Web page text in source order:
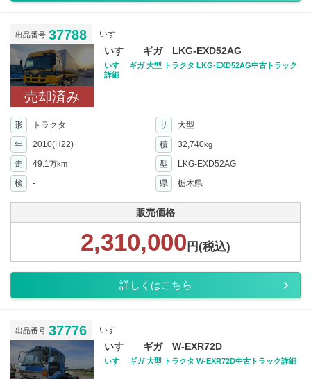
出品番号 37788 いすゞ
売却済み
いすゞ ギガ LKG-EXD52AG
いすゞ ギガ 大型 トラクタ LKG-EXD52AG中古トラック
詳細
形 トラクタ サ
大型
年
2010(H22) 積 32,740kg
走 49.1 万km 型
LKG-EXD52AG
検
- 県 栃木県
販売価格
2,310,000 円(税込)
詳しくはこちら
出品番号 37776 いすゞ
いすゞ ギガ W-EXR72D
いすゞ ギガ 大型 トラクタ W-EXR72D中古トラック詳細